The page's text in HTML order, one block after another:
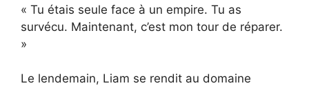
« Tu étais seule face à un empire. Tu as
survécu. Maintenant, c’est mon tour de réparer.
»
Le lendemain, Liam se rendit au domaine